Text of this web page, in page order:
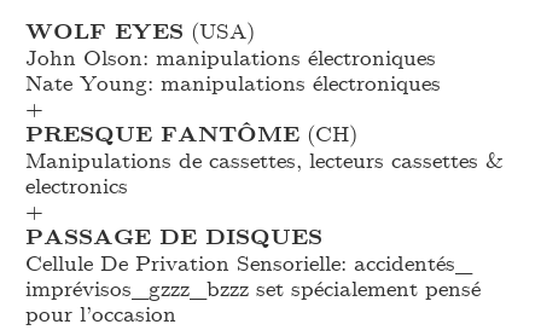
WOLF EYES (USA)
John Olson: manipulations électroniques
Nate Young: manipulations électroniques
+
PRESQUE FANTÔME (CH)
Manipulations de cassettes, lecteurs cassettes &
electronics
+
PASSAGE DE DISQUES
Cellule De Privation Sensorielle: accidentés_
imprévisos_ gzzz_bzzz set spécialement pensé
pour l’occasion